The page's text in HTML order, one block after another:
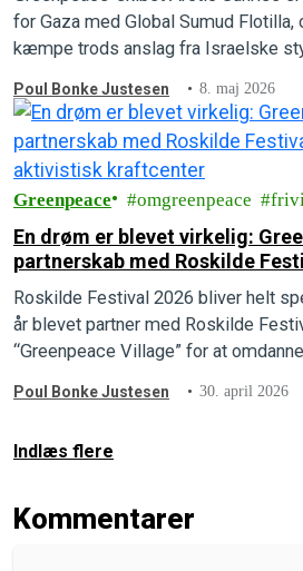
for Gaza med Global Sumud
kæmpe trods anslag fra Israelske
Poul Bonke Justesen 8. maj 2026
Greenpeace omgreenpeace
En drøm er blevet virkelig:
partnerskab med Roskilde
aktivistisk kraftcenter
Roskilde Festival 2026 bliver helt
år blevet partner med Roskilde
“Greenpeace Village” for at
Poul Bonke Justesen 30. april 2026
Indlæs flere
Kommentarer